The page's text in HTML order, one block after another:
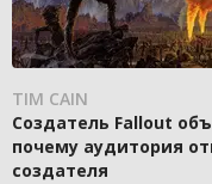
TIM CAIN
Создатель Fallout
почему аудитория
создателя